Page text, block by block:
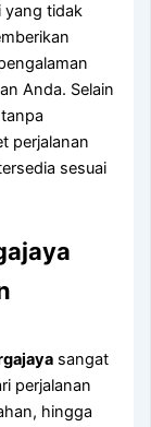
yang tidak
Anda. Selain
perjalanan
sesuai
sangat
perjalanan
hingga